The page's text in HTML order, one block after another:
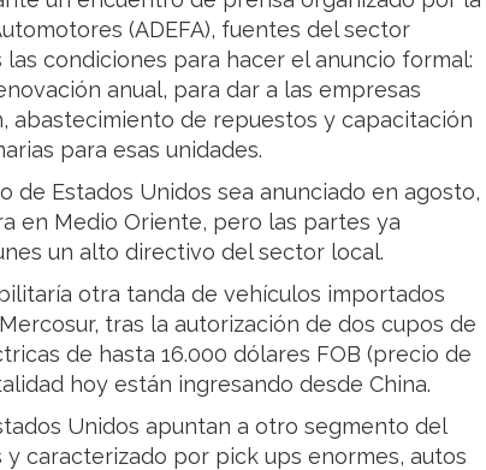
(ADEFA), fuentes del sector
condiciones para hacer el anuncio formal:
anual, para dar a las empresas
abastecimiento de repuestos y capacitación
para esas unidades.
de Estados Unidos sea anunciado en agosto,
en Medio Oriente, pero las partes ya
un alto directivo del sector local.
otra tanda de vehículos importados
tras la autorización de dos cupos de
de hasta 16.000 dólares FOB (precio de
hoy están ingresando desde China.
Unidos apuntan a otro segmento del
caracterizado por pick ups enormes, autos